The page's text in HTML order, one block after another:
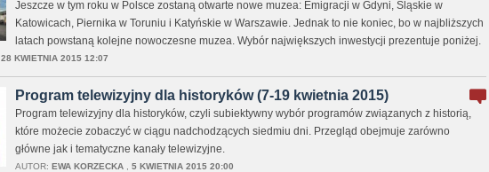
Jeszcze w tym roku w Polsce zostaną otwarte nowe muzea: Emigracji w Gdyni, Śląskie w
Katowicach, Piernika w Toruniu i Katyńskie w Warszawie. Jednak to nie koniec, bo w najbliższych
latach powstaną kolejne nowoczesne muzea. Wybór największych inwestycji prezentuje poniżej.
28 KWIETNIA 2015 12:07
Program telewizyjny dla historyków (7-19 kwietnia 2015)
Program telewizyjny dla historyków, czyli subiektywny wybór programów związanych z historią,
które możecie zobaczyć w ciągu nadchodzących siedmiu dni. Przegląd obejmuje zarówno
główne jak i tematyczne kanały telewizyjne.
AUTOR: EWA KORZECKA, 5 KWIETNIA 2015 20:00